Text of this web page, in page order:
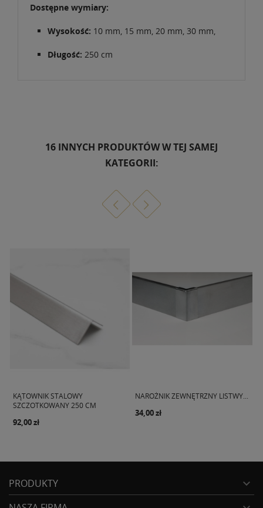
Dostępne wymiary:
Wysokość: 10 mm, 15 mm, 20 mm, 30 mm,
Długość: 250 cm
16 INNYCH PRODUKTÓW W TEJ SAMEJ
KATEGORII:
KĄTOWNIK STALOWY
SZCZOTKOWANY 250 CM
92,00 zł
NAROŻNIK ZEWNĘTRZNY LISTWY...
34,00 zł
PRODUKTY 